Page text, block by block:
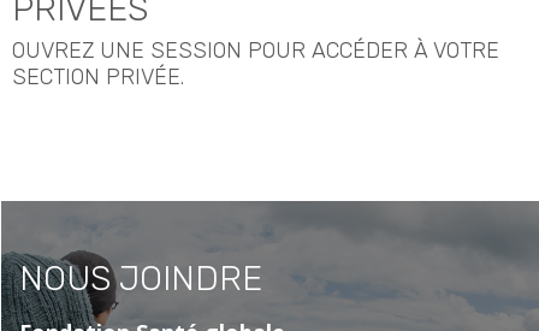
PRIVÉES
OUVREZ UNE SESSION POUR ACCÉDER À VOTRE
SECTION PRIVÉE.
NOUS JOINDRE